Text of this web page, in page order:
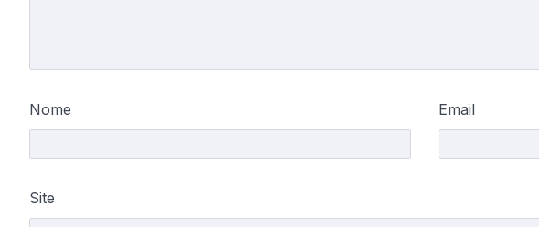
Nome Email
Site